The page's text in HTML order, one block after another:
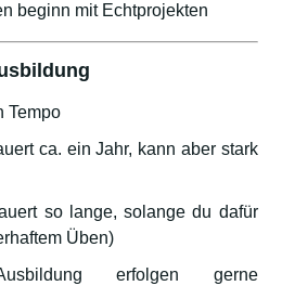
beginn mit Echtprojekten
Tempo
ca. ein Jahr, kann aber stark
so lange, solange du dafür
Üben)
erfolgen gerne